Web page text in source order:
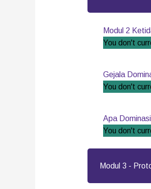
Modul 2
You don't
Gejala
You don't
Apa
You don't
Modul 3 -